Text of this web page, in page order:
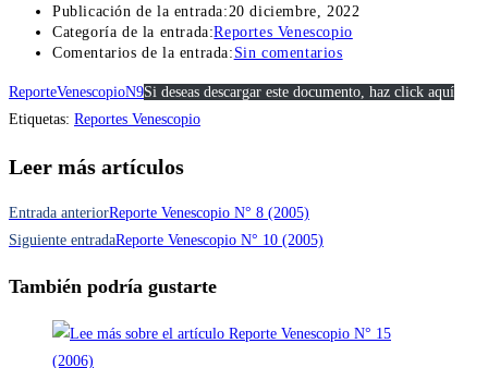
Publicación de la entrada:20 diciembre, 2022
Categoría de la entrada:Reportes Venescopio
Comentarios de la entrada: Sin comentarios
ReporteVenescopioN9Si deseas descargar este documento, haz click aquí
Etiquetas: Reportes Venescopio
Leer más artículos
Entrada anteriorReporte Venescopio N° 8 (2005)
Siguiente entradaReporte Venescopio N° 10 (2005)
También podría gustarte